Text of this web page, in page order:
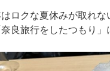
ロクな夏休みが取れな
良旅行をしたつもり」